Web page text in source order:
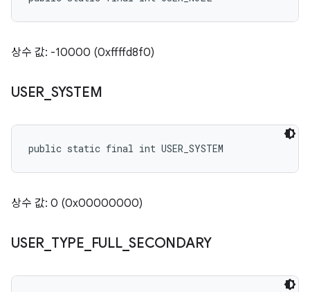
상수 값: -10000 (0xffffd8f0)
USER SYSTEM
public static final int USER_SYSTEM
상수 값: 0 (0x00000000)
USER TYPE FULL_SECONDARY